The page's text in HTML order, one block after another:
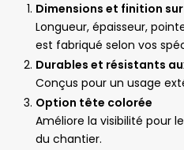
Dimensions et finition
Longueur, épaisseur,
est fabriqué selon vos
Durables et résistants
Conçus pour un usage
Option tête colorée
Améliore la visibilité pour
du chantier.